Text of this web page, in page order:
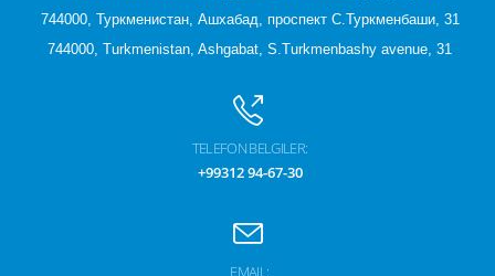
744000, Туркменистан, Ашхабад, проспект С.Туркменбаши, 31
744000, Turkmenistan, Ashgabat, S.Turkmenbashy avenue, 31
TELEFON BELGILER:
+99312 94-67-30
EMAIL: